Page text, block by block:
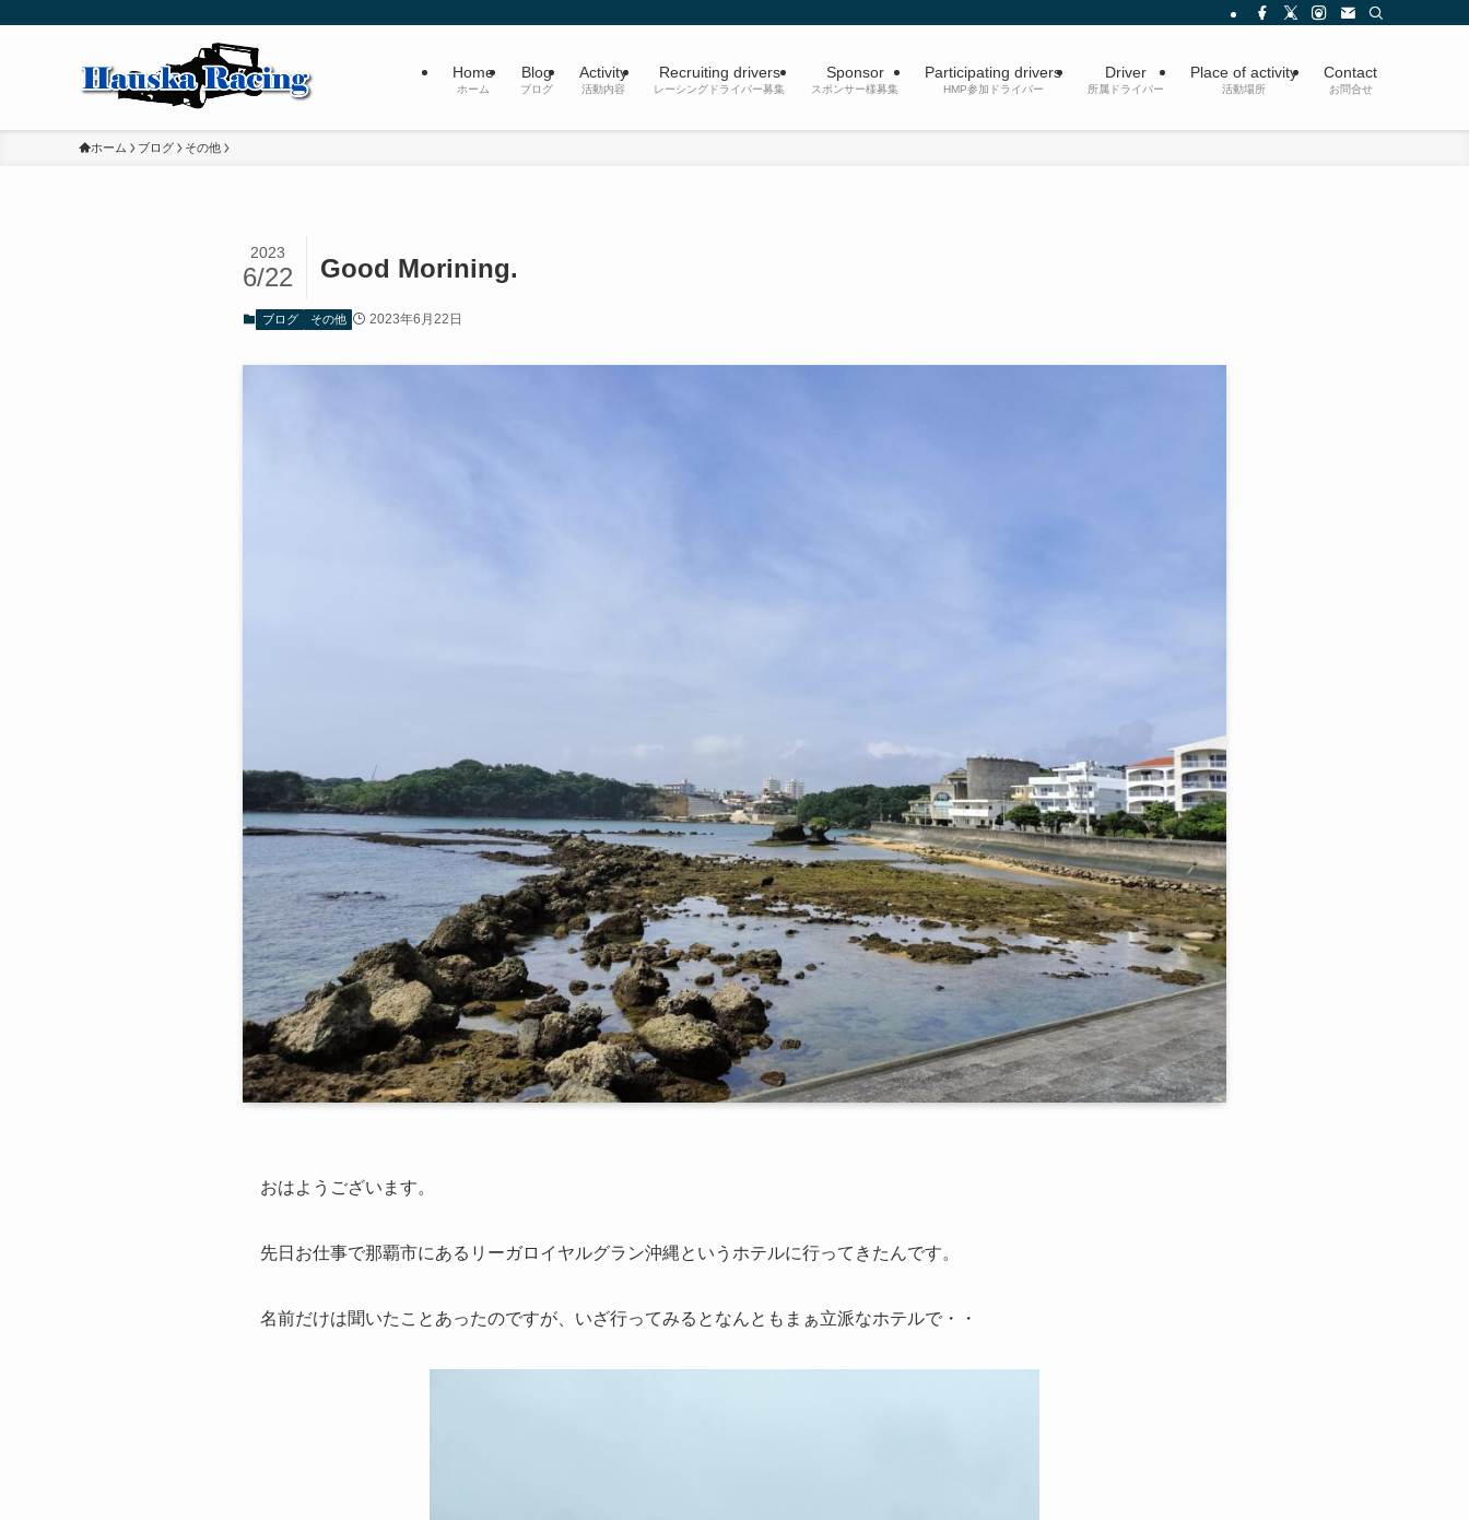
Home
ホーム
Blog
ブログ
Activity
活動内容
Recruiting drivers
レーシングドライバー募集
Sponsor
スポンサー様募集
Participating drivers
HMP参加ドライバー
Driver
所属ドライバー
Place of activity
活動場所
Contact
お問合せ
ホーム ブログ その他
Good Morining.
2023
6/22
ブログ その他 2023年6月22日
おはようございます。
先日お仕事で那覇市にあるリーガロイヤルグラン沖縄というホテルに行ってきたんです。
名前だけは聞いたことあったのですが、いざ行ってみるとなんともまぁ立派なホテルで・・